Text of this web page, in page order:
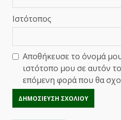
Ιστότοπος
Αποθήκευσε το όνομά
ιστότοπο μου σε αυτόν
επόμενη φορά που θα